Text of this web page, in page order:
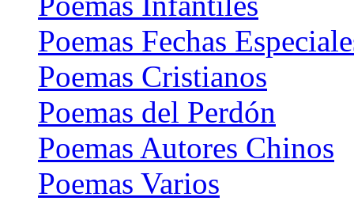
Poemas Fechas
Poemas Cristianos
Poemas del Perdón
Poemas Autores Chinos
Poemas Varios